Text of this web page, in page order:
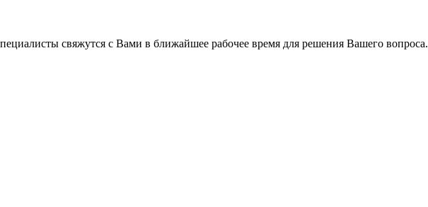
свяжутся с Вами в ближайшее рабочее время для решения Вашего вопроса.